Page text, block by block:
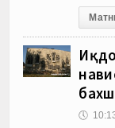
🕔